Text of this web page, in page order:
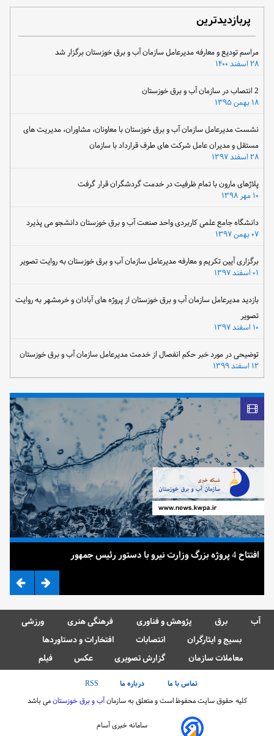
پربازدیدترین
مراسم تودیع و معارفه مدیرعامل سازمان آب و برق خوزستان برگزار شد
۲۸ اسفند ۱۴۰۰
۱۸ بهمن ۱۳۹۵
نشست مدیرعامل سازمان آب و برق خوزستان با معاونان، مشاوران، مدیریت های
مستقل و مدیران عامل شرکت های طرف قرارداد با سازمان
۲۸ اسفند ۱۳۹۷
پلاژهای مارون با تمام ظرفیت در خدمت گردشگران قرار گرفت
دانشگاه جامع علمی کاربردی واحد صنعت آب و برق خوزستان دانشجو می پذیرد
۰۷ بهمن ۱۳۹۷
برگزاری آیین تکریم و معارفه مدیرعامل سازمان آب و برق خوزستان به روایت تصویر
بازدید مدیرعامل سازمان آب و برق خوزستان از پروژه های آبادان و خرمشهر به روایت
تصویر
توضیحی در مورد خبر حکم انفصال از خدمت مدیرعامل سازمان آب و برق خوزستان
۱۲ اسفند ۱۳۹۹
افتتاح 4 پروژه بزرگ وزارت نیرو با دستور رئیس جمهور
آب برق پژوهش و فناوری فرهنگی هنری
ورزشی
بسیج و ایثارگران
انتصابات
افتخارات و دستاوردها
معاملات سازمان
گزارش تصویری عکس فیلم
تماس با ما درباره ما
RSS
کلیه حقوق سایت محفوظ است و متعلق به سازمانآب و برق خوزستانمی باشد
سامانه خبری آسام